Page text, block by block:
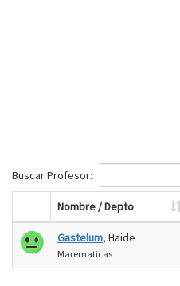
Buscar Profesor:
Nombre / Depto
Gastelum, Haide
Marematicas